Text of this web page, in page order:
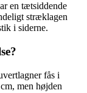
en tætsiddende
stræklagen
i siderne.
fås i
men højden